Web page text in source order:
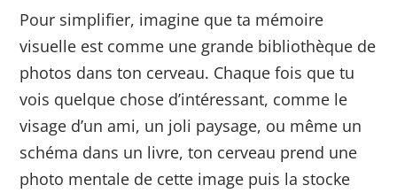
Pour simplifier, imagine que ta mémoire
visuelle est comme une grande bibliothèque de
photos dans ton cerveau. Chaque fois que tu
vois quelque chose d’intéressant, comme le
visage d’un ami, un joli paysage, ou même un
schéma dans un livre, ton cerveau prend une
photo mentale de cette image puis la stocke